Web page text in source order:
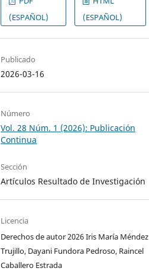
(ESPAÑOL)
(ESPAÑOL)
Publicado
2026-03-16
Número
Vol. 28 Núm. 1 (2026): Publicación
Continua
Sección
Artículos Resultado de Investigación
Licencia
Derechos de autor 2026 Iris María Méndez
Trujillo, Dayani Fundora Pedroso, Raincel
Caballero Estrada